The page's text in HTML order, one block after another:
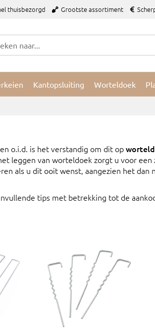
thuisbezorgd Grootste assortiment
Kantopsluiting Worteldoek
o.i.d. is het verstandig om dit op
leggen van worteldoek zorgt u voor een
als u dit ooit wenst, aangezien het dan
tips met betrekking tot de